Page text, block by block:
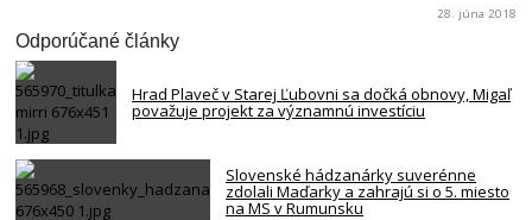
28. júna 2018
Odporúčané články
Hrad Plaveč v Starej Ľubovni sa dočká obnovy, Migaľ
považuje projekt za významnú investíciu
Slovenské hádzanárky suverénne
zdolali Maďarky a zahrajú si o 5. miesto
na MS v Rumunsku